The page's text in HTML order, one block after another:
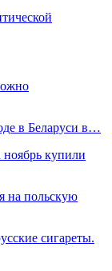
в Беларуси в…
купили
на польскую
сигареты.